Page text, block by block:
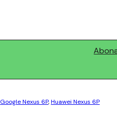
Google Nexus 6P,Huawei Nexus 6P